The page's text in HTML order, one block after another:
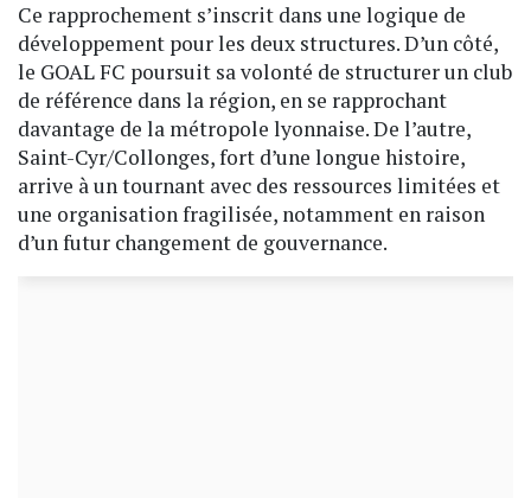
Ce rapprochement s’inscrit dans une logique de
développement pour les deux structures. D’un côté,
le GOAL FC poursuit sa volonté de structurer un club
de référence dans la région, en se rapprochant
davantage de la métropole lyonnaise. De l’autre,
Saint-Cyr/Collonges, fort d’une longue histoire,
arrive à un tournant avec des ressources limitées et
une organisation fragilisée, notamment en raison
d’un futur changement de gouvernance.